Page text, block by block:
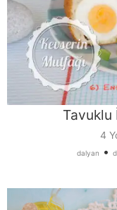
Tavuklu
4
dalyan •